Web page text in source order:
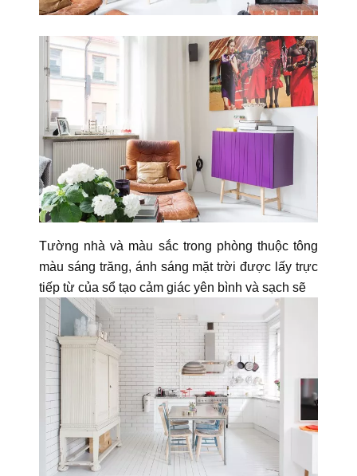
Tường nhà và màu sắc trong phòng thuộc tông
màu sáng trăng, ánh sáng mặt trời được lấy trực
tiếp từ của sổ tạo cảm giác yên bình và sạch sẽ